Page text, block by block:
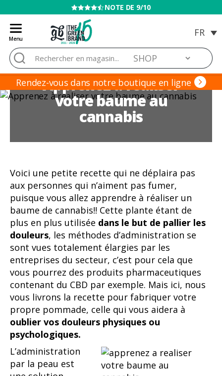
NOTE DE 9/10
Menu
Blog
de
Grow
Barato
Rechercher :
Rendez-vous dans notre boutique en ligne
Apprenez à réaliser
votre baume au
cannabis
Voici une petite recette qui ne déplaira pas
aux personnes qui n’aiment pas fumer,
puisque vous allez apprendre à réaliser un
baume de cannabis!! Cette plante étant de
plus en plus utilisée dans le but de pallier les
douleurs, les méthodes d’administration se
sont vues totalement élargies par les
entreprises du secteur, c’est pour cela que
vous pourrez des produits pharmaceutiques
contenant du CBD par exemple. Mais ici, nous
vous livrons la recette pour fabriquer votre
propre pommade, celle qui vous aidera à
oublier vos douleurs physiques ou
psychologiques.
L’administration
par la peau est